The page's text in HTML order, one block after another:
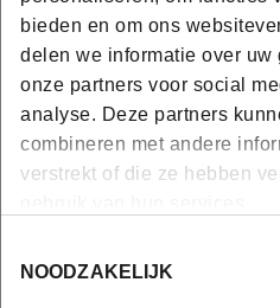
bieden en om ons
delen we informatie over
onze partners voor social
analyse. Deze partners
combineren met andere
verstrekt of die ze hebben
NOODZAKELIJK
Nieuw aanbod nog niet
je in op de wachtlijst of
de hoogte’ en ontvang
je kan inschrijven
KMO-